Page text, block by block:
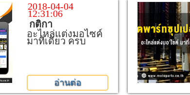
2018-04-04
12:31:06
กติกา
อะไหล่แต่งมอไซค์
มาที่เดียว ครบ
อ่านต่อ